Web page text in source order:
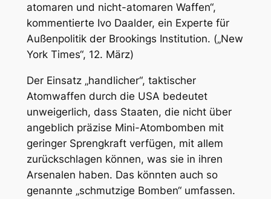
atomaren und nicht-atomaren Waffen“,
kommentierte Ivo Daalder, ein Experte für
Außenpolitik der Brookings Institution. („New
York Times“, 12. März)
Der Einsatz „handlicher“, taktischer
Atomwaffen durch die USA bedeutet
unweigerlich, dass Staaten, die nicht über
angeblich präzise Mini-Atombomben mit
geringer Sprengkraft verfügen, mit allem
zurückschlagen können, was sie in ihren
Arsenalen haben. Das könnten auch so
genannte „schmutzige Bomben“ umfassen.